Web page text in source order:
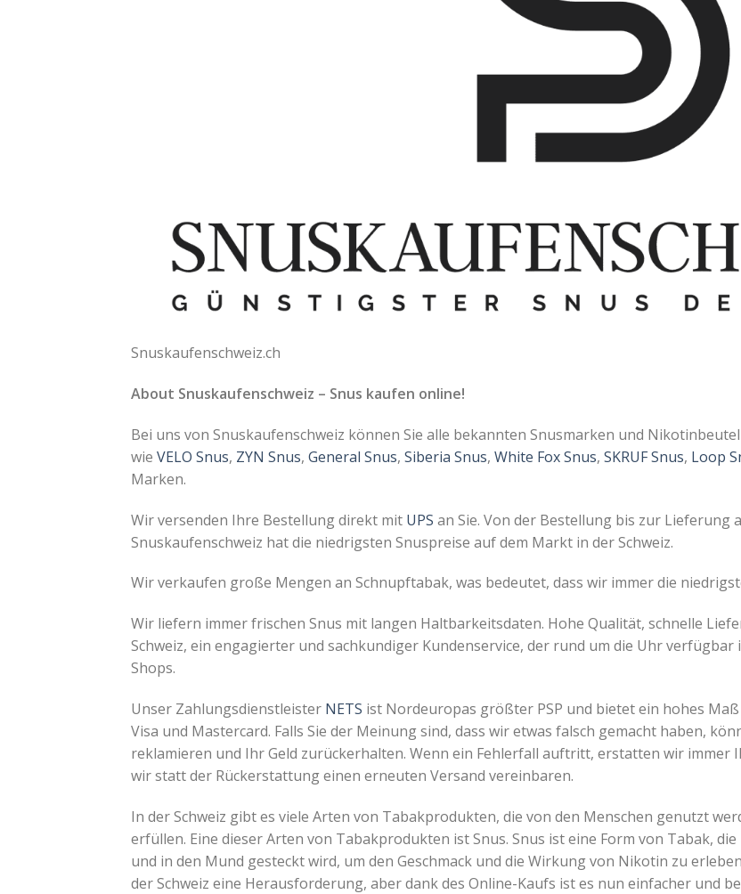
Snuskaufenschweiz.ch
About Snuskaufenschweiz – Snus kaufen online!
Bei uns von Snuskaufenschweiz können Sie alle bekannten Snusmarken und
wie VELO Snus, ZYN Snus, General Snus, Siberia Snus, White Fox Snus, SKRUF Snus, Loop
Marken.
Wir versenden Ihre Bestellung direkt mit UPS an Sie. Von der Bestellung bis zur Lieferung
Snuskaufenschweiz hat die niedrigsten Snuspreise auf dem Markt in der Schweiz.
Wir verkaufen große Mengen an Schnupftabak, was bedeutet, dass wir immer die
Wir liefern immer frischen Snus mit langen Haltbarkeitsdaten. Hohe Qualität, schnelle
Schweiz, ein engagierter und sachkundiger Kundenservice, der rund um die Uhr
Shops.
Unser Zahlungsdienstleister NETS ist Nordeuropas größter PSP und bietet ein hohes
Visa und Mastercard. Falls Sie der Meinung sind, dass wir etwas falsch gemacht haben,
reklamieren und Ihr Geld zurückerhalten. Wenn ein Fehlerfall auftritt, erstatten wir immer
wir statt der Rückerstattung einen erneuten Versand vereinbaren.
In der Schweiz gibt es viele Arten von Tabakprodukten, die von den Menschen genutzt
erfüllen. Eine dieser Arten von Tabakprodukten ist Snus. Snus ist eine Form von Tabak,
und in den Mund gesteckt wird, um den Geschmack und die Wirkung von Nikotin zu
der Schweiz eine Herausforderung, aber dank des Online-Kaufs ist es nun einfacher und